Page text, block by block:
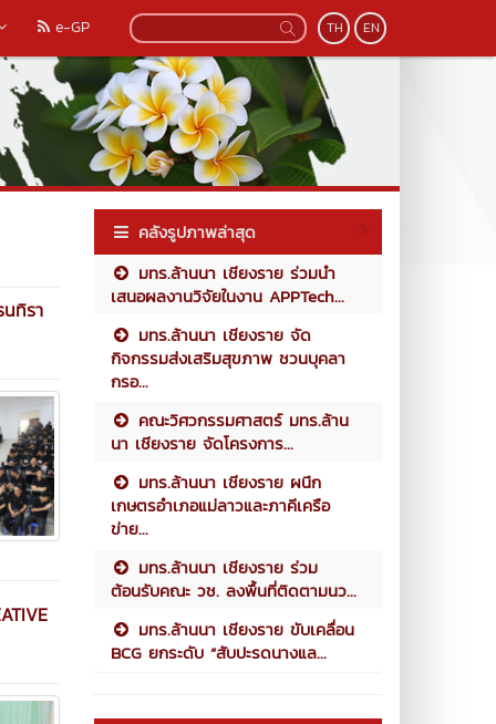
e-GP TH EN
ทิรา
คลังรูปภาพล่าสุด
มทร.ล้านนา เชียงราย ร่วมนำ
เสนอผลงานวิจัยในงาน APPTech...
มทร.ล้านนา เชียงราย จัด
กิจกรรมส่งเสริมสุขภาพ ชวนบุคลา
กรอ...
คณะวิศวกรรมศาสตร์ มทร.ล้าน
นา เชียงราย จัดโครงการ...
มทร.ล้านนา เชียงราย ผนึก
เกษตรอำเภอแม่ลาวและภาคีเครือ
ข่าย...
มทร.ล้านนา เชียงราย ร่วม
ต้อนรับคณะ วช. ลงพื้นที่ติดตามนว...
มทร.ล้านนา เชียงราย ขับเคลื่อน
BCG ยกระดับ “สับปะรดนางแล...